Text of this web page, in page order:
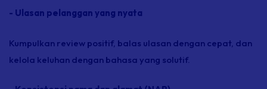
- Ulasan pelanggan yang nyata
Kumpulkan review positif, balas ulasan dengan cepat, dan
kelola keluhan dengan bahasa yang solutif.